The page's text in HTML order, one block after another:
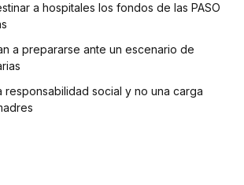
a hospitales los fondos de las PASO
a prepararse ante un escenario de
responsabilidad social y no una carga